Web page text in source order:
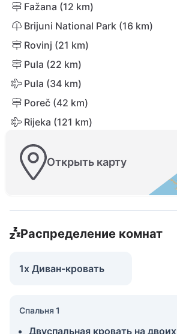
Fažana (12 km)
Brijuni National Park (16 km)
Rovinj (21 km)
Pula (22 km)
Pula (34 km)
Poreč (42 km)
Rijeka (121 km)
Открыть карту
Распределение комнат
1x Диван-кровать
Спальня 1
Двуспальная кровать на двоих